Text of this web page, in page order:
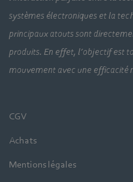
systèmes électroniques et la
principaux atouts sont
produits. En effet, l’objectif est
mouvement avec une efficacité
CGV
Achats
Mentions légales